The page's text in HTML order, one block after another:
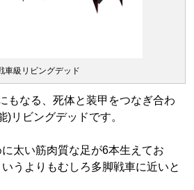
車級リビングデッド
もなる、死体と装甲をつなぎ合わ
リビングデッドです。
太い筋肉質な足が6本生えてお
うよりもむしろ多脚戦車に近いと